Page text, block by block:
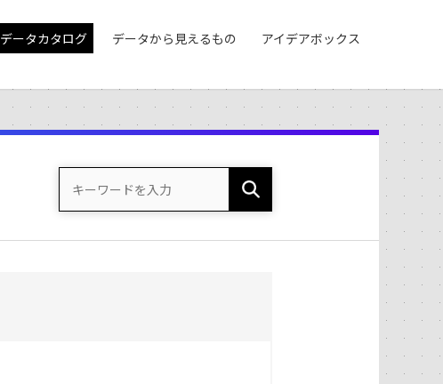
データカタログ データから見えるもの アイデアボックス